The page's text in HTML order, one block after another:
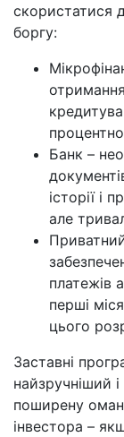
скористатися
боргу:
Банк –
історії і
але
платежів
перші
цього
Заставні
найзручніший
поширену
інвестора –